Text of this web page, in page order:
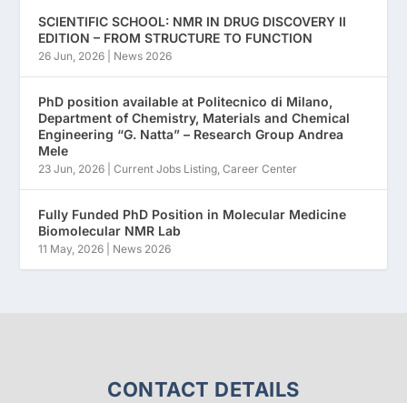
SCIENTIFIC SCHOOL: NMR IN DRUG DISCOVERY II
EDITION – FROM STRUCTURE TO FUNCTION
26 Jun, 2026 News 2026
PhD position available at Politecnico di Milano,
Department of Chemistry, Materials and Chemical
Engineering “G. Natta” – Research Group Andrea
Mele
23 Jun, 2026 |Current Jobs Listing,Career Center
Fully Funded PhD Position in Molecular Medicine
Biomolecular NMR Lab
11 May, 2026 News 2026
CONTACT DETAILS